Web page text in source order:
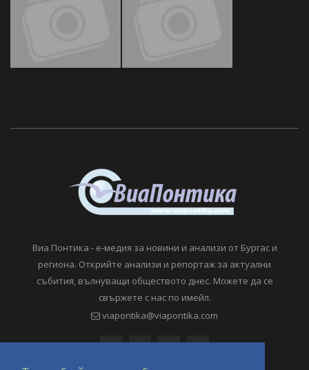
Виа Понтика - е-медия за новини и анализи от Бургас и
региона. Открийте анализи и репортаж за актуални
събития, вълнуващи обществото днес. Можете да се
свържете с нас по имейл.
viapontika@viapontika.com